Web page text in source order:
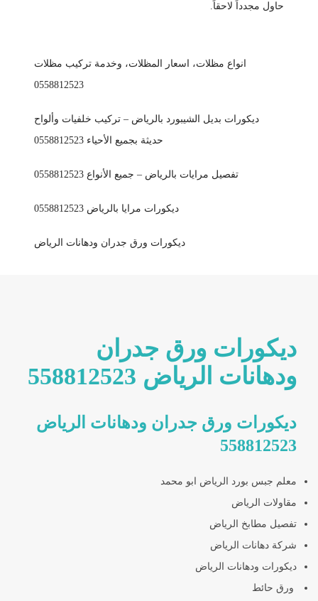
حاول مجدداً لاحقاً.
انواع مظلات، اسعار المظلات، وخدمة تركيب مظلات
0558812523
ديكورات بديل الشيبورد بالرياض – تركيب خلفيات وألواح
حديثة بجميع الأحياء 0558812523
تفصيل مرايات بالرياض – جميع الأنواع 0558812523
ديكورات مرايا بالرياض 0558812523
ديكورات ورق جدران ودهانات الرياض
ديكورات ورق جدران
ودهانات الرياض 558812523
ديكورات ورق جدران ودهانات الرياض
558812523
معلم جبس بورد الرياض ابو محمد
مقاولات الرياض
تفصيل مطابخ الرياض
شركة دهانات الرياض
ديكورات ودهانات الرياض
ورق حائط